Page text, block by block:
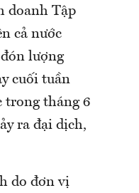
doanh Tập
cả nước
lượng
cuối tuần
trong tháng 6
ra đại dịch,
do đơn vị